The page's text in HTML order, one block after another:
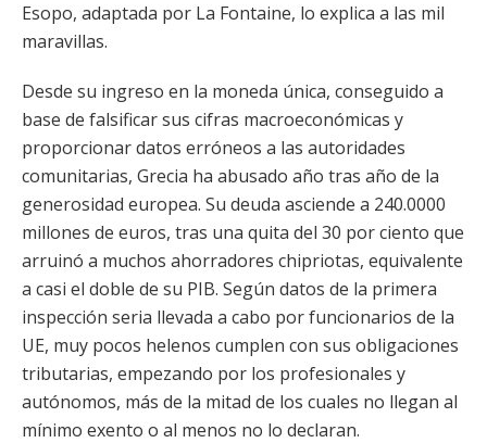
Esopo, adaptada por La Fontaine, lo explica a las mil
maravillas.
Desde su ingreso en la moneda única, conseguido a
base de falsificar sus cifras macroeconómicas y
proporcionar datos erróneos a las autoridades
comunitarias, Grecia ha abusado año tras año de la
generosidad europea. Su deuda asciende a 240.0000
millones de euros, tras una quita del 30 por ciento que
arruinó a muchos ahorradores chipriotas, equivalente
a casi el doble de su PIB. Según datos de la primera
inspección seria llevada a cabo por funcionarios de la
UE, muy pocos helenos cumplen con sus obligaciones
tributarias, empezando por los profesionales y
autónomos, más de la mitad de los cuales no llegan al
mínimo exento o al menos no lo declaran.